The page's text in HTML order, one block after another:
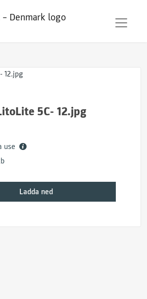
5C- 12.jpg
use
Ladda ned